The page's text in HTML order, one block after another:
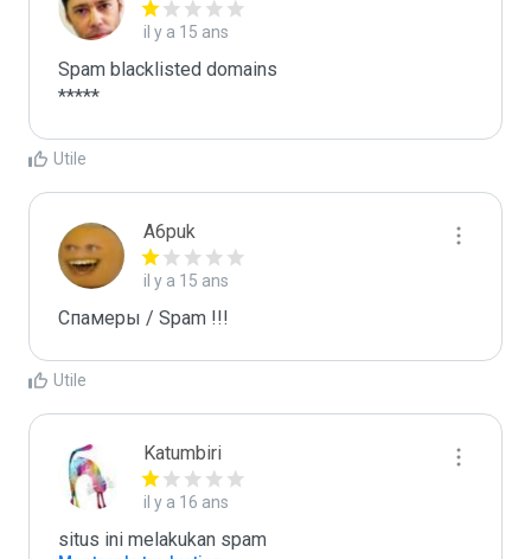
il y a 15 ans
Spam blacklisted domains
*****
Utile
A6puk
il y a 15 ans
Спамеры / Spam !!!
Utile
Katumbiri
il y a 16 ans
situs ini melakukan spam